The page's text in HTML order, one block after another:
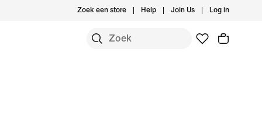
Zoek een store Help Join Us Log in